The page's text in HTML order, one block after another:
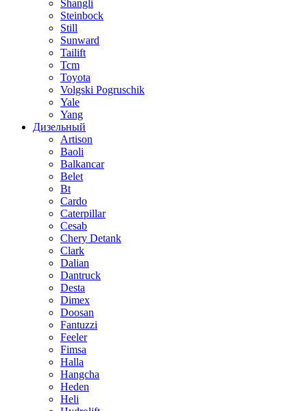
Shangli
Steinbock
Still
Sunward
Tailift
Tcm
Toyota
Volgski Pogruschik
Yale
Yang
Дизельный
Artison
Baoli
Balkancar
Belet
Bt
Cardo
Caterpillar
Cesab
Chery Detank
Clark
Dalian
Dantruck
Desta
Dimex
Doosan
Fantuzzi
Feeler
Fimsa
Halla
Hangcha
Heden
Heli